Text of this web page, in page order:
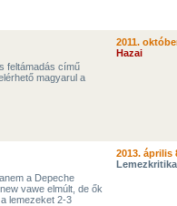
feltámadás című
magyarul a
2011.
Hazai
a Depeche
vawe elmúlt, de ők
lemezeket 2-3
2013. április
Lemezkritika